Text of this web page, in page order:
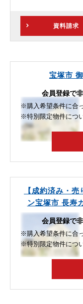
資料請求
宝塚市
会員登録で
※購入希望条件に合
※特別限定物件につ
【成約済み・
ン宝塚市 長寿
会員登録で
※購入希望条件に合
※特別限定物件につ